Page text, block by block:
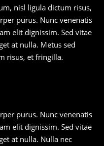
nisl ligula dictum risus,
purus. Nunc venenatis
elit dignissim. Sed vitae
at nulla. Metus sed
risus, et fringilla.
purus. Nunc venenatis
elit dignissim. Sed vitae
at nulla. Nulla nec